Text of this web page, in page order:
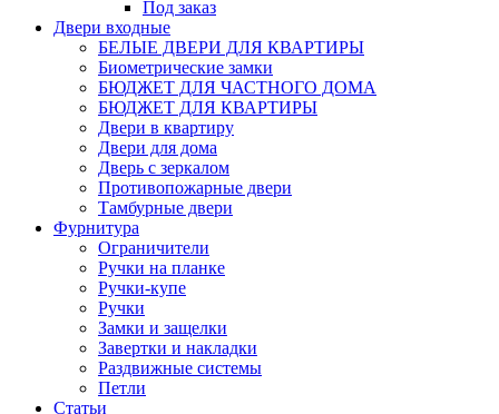
Под заказ
Двери входные
БЕЛЫЕ ДВЕРИ ДЛЯ КВАРТИРЫ
Биометрические замки
БЮДЖЕТ ДЛЯ ЧАСТНОГО ДОМА
БЮДЖЕТ ДЛЯ КВАРТИРЫ
Двери в квартиру
Двери для дома
Дверь с зеркалом
Противопожарные двери
Тамбурные двери
Фурнитура
Ограничители
Ручки на планке
Ручки-купе
Ручки
Замки и защелки
Завертки и накладки
Раздвижные системы
Петли
Статьи